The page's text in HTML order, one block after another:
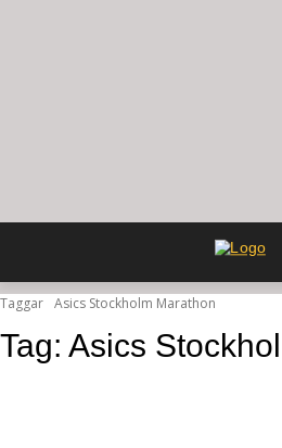
Taggar Asics Stockholm Marathon
Tag: Asics